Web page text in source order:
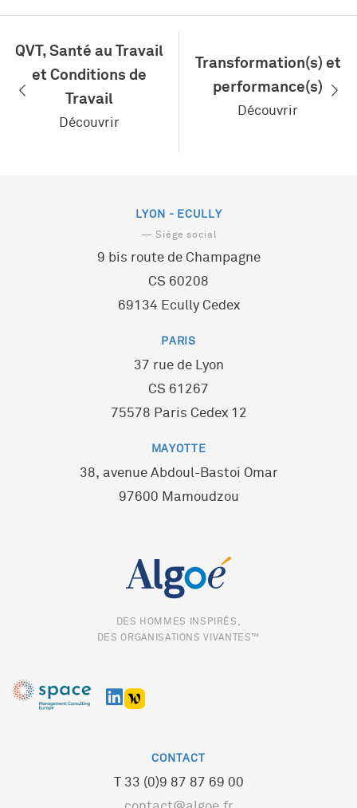
QVT, Santé au Travail
et Conditions de
Travail
Découvrir
Transformation(s) et
performance(s)
Découvrir
LYON - ECULLY
— Siège social
9 bis route de Champagne
CS 60208
69134 Ecully Cedex
PARIS
37 rue de Lyon
CS 61267
75578 Paris Cedex 12
MAYOTTE
38, avenue Abdoul-Bastoi Omar
97600 Mamoudzou
DES HOMMES INSPIRÉS,
DES ORGANISATIONS VIVANTES™
CONTACT
T 33 (0)9 87 87 69 00